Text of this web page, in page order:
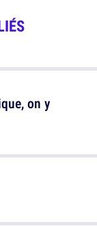
on y